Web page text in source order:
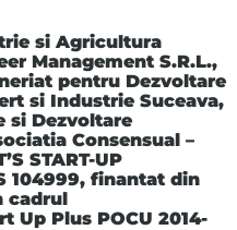
si Agricultura
Management S.R.L.,
pentru Dezvoltare
si Industrie Suceava,
si Dezvoltare
Consensual –
START-UP
104999, finantat din
cadrul
Up Plus POCU 2014-